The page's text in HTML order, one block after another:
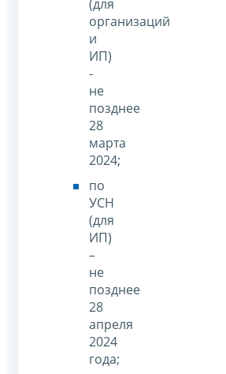
(для
организаций
и
ИП)
-
не
позднее
28
марта
2024;
по
УСН
(для
ИП)
–
не
позднее
28
апреля
2024
года;